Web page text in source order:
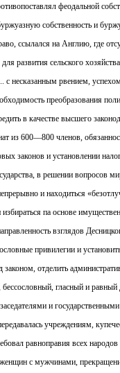
феодальной
собственность и
ссылался на Англию, где
развития сельского
с несказанным рвением,
преобразования
в качестве высшего
из 600—800 членов,
законов и установлении
в решении вопросов
и находиться
па основе
взглядов
привилегии и
законом, отделить
гласный и равный
и
учреждениям,
равноправия всех
с мужчинами,